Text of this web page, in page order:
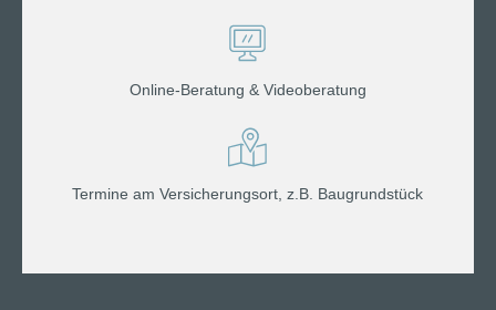
Online-Beratung & Videoberatung
Termine am Versicherungsort, z.B. Baugrundstück